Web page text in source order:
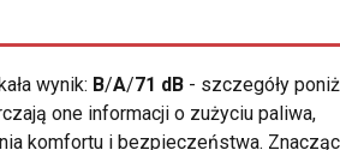
wynik: B/A/71 dB - szczegóły
one informacji o zużyciu paliwa,
komfortu i bezpieczeństwa.